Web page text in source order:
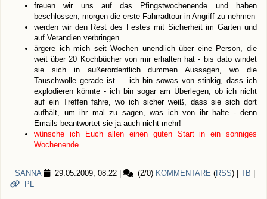
freuen wir uns auf das Pfingstwochenende und haben
beschlossen, morgen die erste Fahrradtour in Angriff zu nehmen
werden wir den Rest des Festes mit Sicherheit im Garten und
auf Verandien verbringen
ärgere ich mich seit Wochen unendlich über eine Person, die
weit über 20 Kochbücher von mir erhalten hat - bis dato windet
sie sich in außerordentlich dummen Aussagen, wo die
Tauschwolle gerade ist ... ich bin sowas von stinkig, dass ich
explodieren könnte - ich bin sogar am Überlegen, ob ich nicht
auf ein Treffen fahre, wo ich sicher weiß, dass sie sich dort
aufhält, um ihr mal zu sagen, was ich von ihr halte - denn
Emails beantwortet sie ja auch nicht mehr!
wünsche ich Euch allen einen guten Start in ein sonniges
Wochenende
SANNA 29.05.2009, 08.22 (2/0) KOMMENTARE (RSS) | TB
PL